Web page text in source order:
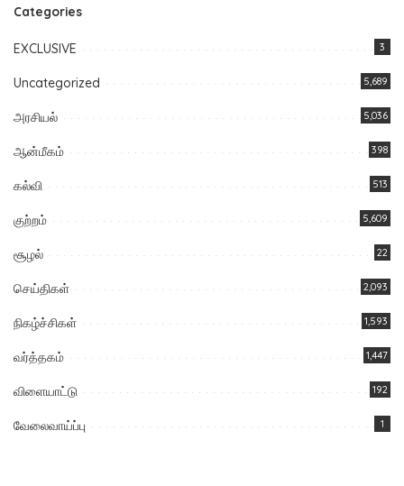
Categories
EXCLUSIVE 3
Uncategorized 5,689
அரசியல் 5,036
ஆன்மீகம் 398
கல்வி 513
குற்றம் 5,609
சூழல் 22
செய்திகள் 2,093
நிகழ்ச்சிகள் 1,593
வர்த்தகம் 1,447
விளையாட்டு 192
வேலைவாய்ப்பு 1